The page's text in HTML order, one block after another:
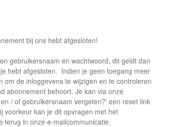
bij ons hebt afgesloten!
gebruikersnaam en wachtwoord, dit geldt dan
hebt afgesloten. Indien je geen toegang meer
om de inloggevens te wijzigen en te controleren
abonnement behoort. Je kan via onze
/ of gebruikersnaam vergeten?' een reset link
voorkeur kan je dit opvragen met het
terug in onze e-mailcommunicatie.